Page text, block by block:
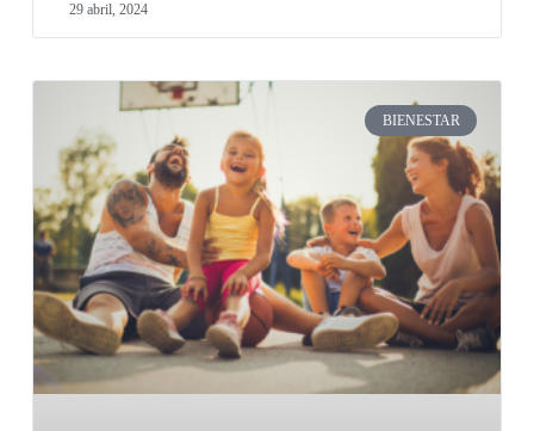
29 abril, 2024
BIENESTAR